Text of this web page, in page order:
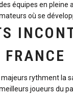
équipes en pleine
où se
rythment la
joueurs du